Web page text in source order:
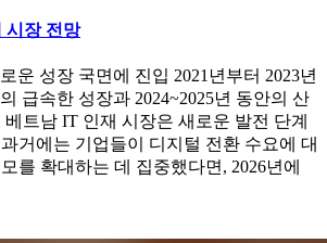
시장 전망
운 성장 국면에 진입 2021년부터 2023년
급속한 성장과 2024~2025년 동안의 산
트남 IT 인재 시장은 새로운 발전 단계
거에는 기업들이 디지털 전환 수요에 대
를 확대하는 데 집중했다면, 2026년에